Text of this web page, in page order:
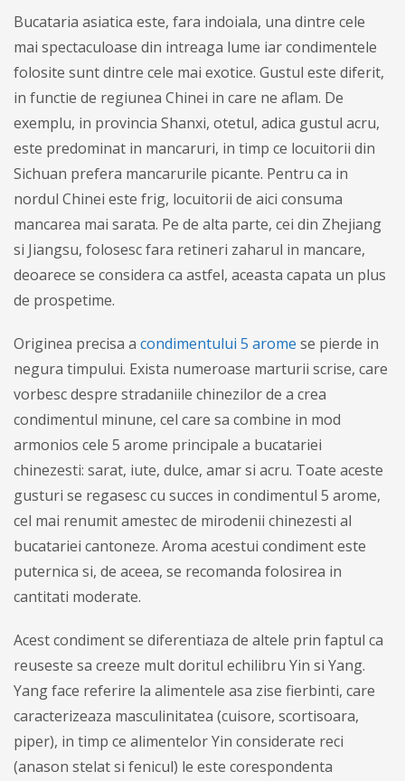
Bucataria asiatica este, fara indoiala, una dintre cele
mai spectaculoase din intreaga lume iar condimentele
folosite sunt dintre cele mai exotice. Gustul este diferit,
in functie de regiunea Chinei in care ne aflam. De
exemplu, in provincia Shanxi, otetul, adica gustul acru,
este predominat in mancaruri, in timp ce locuitorii din
Sichuan prefera mancarurile picante. Pentru ca in
nordul Chinei este frig, locuitorii de aici consuma
mancarea mai sarata. Pe de alta parte, cei din Zhejiang
si Jiangsu, folosesc fara retineri zaharul in mancare,
deoarece se considera ca astfel, aceasta capata un plus
de prospetime.
Originea precisa a condimentului 5 arome se pierde in
negura timpului. Exista numeroase marturii scrise, care
vorbesc despre stradaniile chinezilor de a crea
condimentul minune, cel care sa combine in mod
armonios cele 5 arome principale a bucatariei
chinezesti: sarat, iute, dulce, amar si acru. Toate aceste
gusturi se regasesc cu succes in condimentul 5 arome,
cel mai renumit amestec de mirodenii chinezesti al
bucatariei cantoneze. Aroma acestui condiment este
puternica si, de aceea, se recomanda folosirea in
cantitati moderate.
Acest condiment se diferentiaza de altele prin faptul ca
reuseste sa creeze mult doritul echilibru Yin si Yang.
Yang face referire la alimentele asa zise fierbinti, care
caracterizeaza masculinitatea (cuisore, scortisoara,
piper), in timp ce alimentelor Yin considerate reci
(anason stelat si fenicul) le este corespondenta